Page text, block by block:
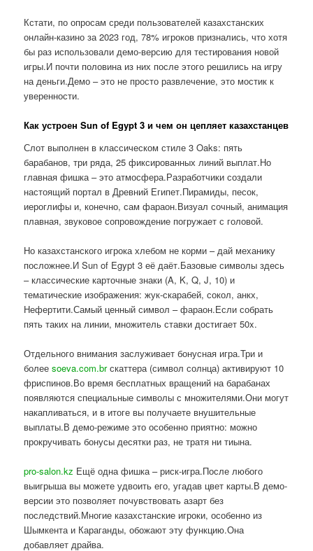
Кстати, по опросам среди пользователей казахстанских
онлайн-казино за 2023 год, 78% игроков признались, что хотя
бы раз использовали демо-версию для тестирования новой
игры.И почти половина из них после этого решились на игру
на деньги.Демо – это не просто развлечение, это мостик к
уверенности.
Как устроен Sun of Egypt 3 и чем он цепляет казахстанцев
Слот выполнен в классическом стиле 3 Oaks: пять
барабанов, три ряда, 25 фиксированных линий выплат.Но
главная фишка – это атмосфера.Разработчики создали
настоящий портал в Древний Египет.Пирамиды, песок,
иероглифы и, конечно, сам фараон.Визуал сочный, анимация
плавная, звуковое сопровождение погружает с головой.
Но казахстанского игрока хлебом не корми – дай механику
посложнее.И Sun of Egypt 3 её даёт.Базовые символы здесь
– классические карточные знаки (A, K, Q, J, 10) и
тематические изображения: жук-скарабей, сокол, анкх,
Нефертити.Самый ценный символ – фараон.Если собрать
пять таких на линии, множитель ставки достигает 50x.
Отдельного внимания заслуживает бонусная игра.Три и
болееsoeva.com.brскаттера (символ солнца) активируют 10
фриспинов.Во время бесплатных вращений на барабанах
появляются специальные символы с множителями.Они могут
накапливаться, и в итоге вы получаете внушительные
выплаты.В демо-режиме это особенно приятно: можно
прокручивать бонусы десятки раз, не тратя ни тиына.
pro-salon.kz Ещё одна фишка – риск-игра.После любого
выигрыша вы можете удвоить его, угадав цвет карты.В демо-
версии это позволяет почувствовать азарт без
последствий.Многие казахстанские игроки, особенно из
Шымкента и Караганды, обожают эту функцию.Она
добавляет драйва.